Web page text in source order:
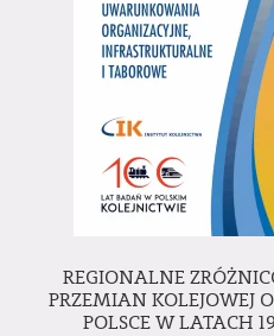
REGIONALNE
PRZEMIAN KOLEJOWEJ
POLSCE W LATACH